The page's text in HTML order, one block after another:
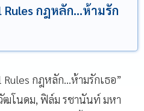
Rules กฎหลัก…ห้ามรัก
Rules กฎหลัก…ห้ามรักเธอ”
ฒโนดม, ฟิล์ม รชานันท์ มหา